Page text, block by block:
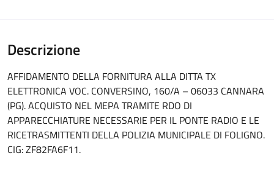
Descrizione
AFFIDAMENTO DELLA FORNITURA ALLA DITTA TX
ELETTRONICA VOC. CONVERSINO, 160/A – 06033 CANNARA
(PG). ACQUISTO NEL MEPA TRAMITE RDO DI
APPARECCHIATURE NECESSARIE PER IL PONTE RADIO E LE
RICETRASMITTENTI DELLA POLIZIA MUNICIPALE DI FOLIGNO.
CIG: ZF82FA6F11.